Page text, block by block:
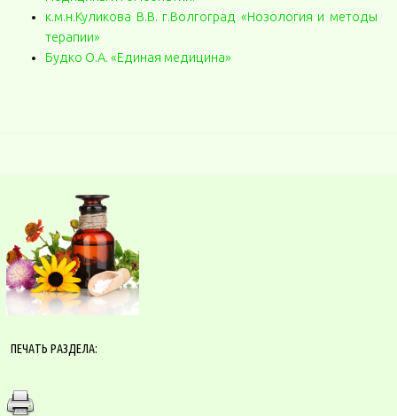
к.м.н.Куликова В.В. г.Волгоград «Нозология и методы
терапии»
Будко О.А. «Единая медицина»
ПЕЧАТЬ РАЗДЕЛА: